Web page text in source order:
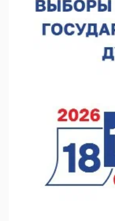
06.08.2026 18:42
В Нижегородской
Проект ФОК на
06.08.2026 17:24